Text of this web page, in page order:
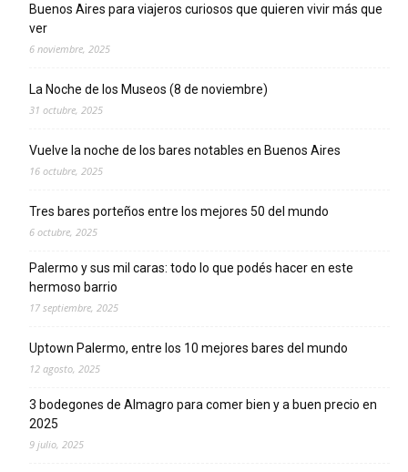
Buenos Aires para viajeros curiosos que quieren vivir más que
ver
6 noviembre, 2025
La Noche de los Museos (8 de noviembre)
31 octubre, 2025
Vuelve la noche de los bares notables en Buenos Aires
16 octubre, 2025
Tres bares porteños entre los mejores 50 del mundo
6 octubre, 2025
Palermo y sus mil caras: todo lo que podés hacer en este
hermoso barrio
17 septiembre, 2025
Uptown Palermo, entre los 10 mejores bares del mundo
12 agosto, 2025
3 bodegones de Almagro para comer bien y a buen precio en
2025
9 julio, 2025